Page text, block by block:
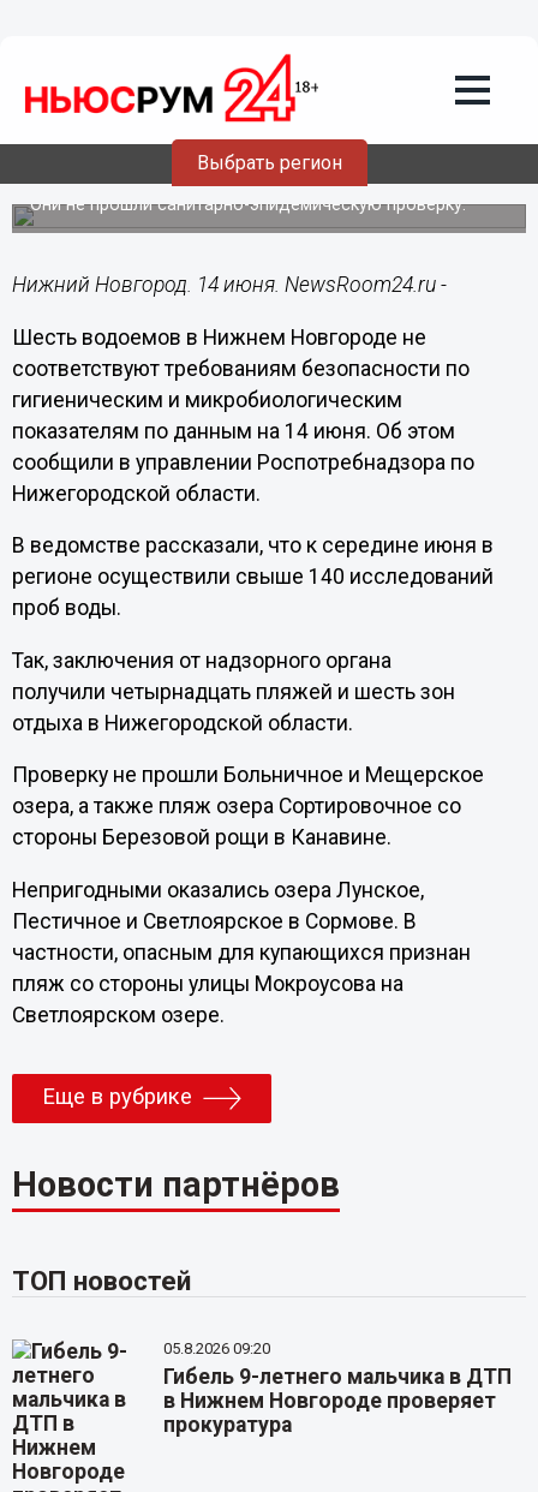
Выбрать регион
Роспотребнадзор признал
непригодными для купания шесть озер
в Нижнем Новгороде
Они не прошли санитарно-эпидемическую проверку.
Нижний Новгород. 14 июня. NewsRoom24.ru -
Шесть водоемов в Нижнем Новгороде не
соответствуют требованиям безопасности по
гигиеническим и микробиологическим
показателям по данным на 14 июня. Об этом
сообщили в управлении Роспотребнадзора по
Нижегородской области.
В ведомстве рассказали, что к середине июня в
регионе осуществили свыше 140 исследований
проб воды.
Так, заключения от надзорного органа
получили четырнадцать пляжей и шесть зон
отдыха в Нижегородской области.
Проверку не прошли Больничное и Мещерское
озера, а также пляж озера Сортировочное со
стороны Березовой рощи в Канавине.
Непригодными оказались озера Лунское,
Пестичное и Светлоярское в Сормове. В
частности, опасным для купающихся признан
пляж со стороны улицы Мокроусова на
Светлоярском озере.
Еще в рубрике
Новости партнёров
ТОП новостей
05.8.2026 09:20
Гибель 9-летнего мальчика в ДТП
в Нижнем Новгороде проверяет
прокуратура